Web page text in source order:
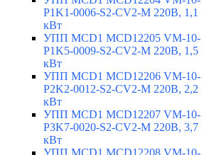
P1K1-0006-S2-CV2-M 220В, 1,1
кВт
УПП MCD1 MCD12205 VM-10-
P1K5-0009-S2-CV2-M 220В, 1,5
кВт
УПП MCD1 MCD12206 VM-10-
P2K2-0012-S2-CV2-M 220В, 2,2
кВт
УПП MCD1 MCD12207 VM-10-
P3K7-0020-S2-CV2-M 220В, 3,7
кВт
УПП MCD1 MCD12208 VM-10-